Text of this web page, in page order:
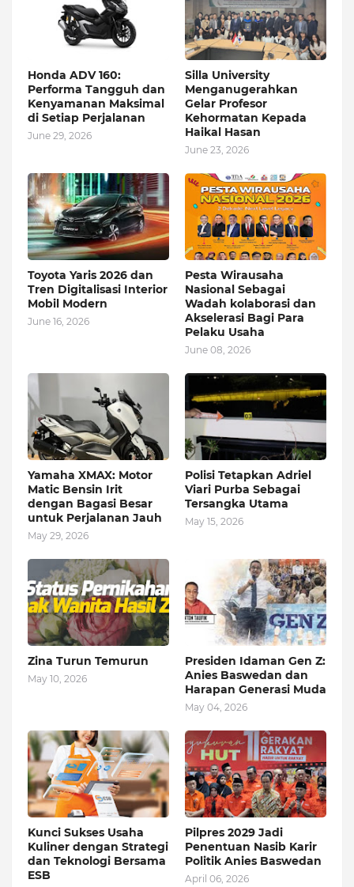
Honda ADV 160:
Performa Tangguh dan
Kenyamanan Maksimal
di Setiap Perjalanan
June 29, 2026
Silla University
Menganugerahkan
Gelar Profesor
Kehormatan Kepada
Haikal Hasan
June 23, 2026
Toyota Yaris 2026 dan
Tren Digitalisasi Interior
Mobil Modern
June 16, 2026
Pesta Wirausaha
Nasional Sebagai
Wadah kolaborasi dan
Akselerasi Bagi Para
Pelaku Usaha
June 08, 2026
Yamaha XMAX: Motor
Matic Bensin Irit
dengan Bagasi Besar
untuk Perjalanan Jauh
May 29, 2026
Polisi Tetapkan Adriel
Viari Purba Sebagai
Tersangka Utama
May 15, 2026
Zina Turun Temurun
May 10, 2026
Presiden Idaman Gen Z:
Anies Baswedan dan
Harapan Generasi Muda
May 04, 2026
Kunci Sukses Usaha
Kuliner dengan Strategi
dan Teknologi Bersama
ESB
Pilpres 2029 Jadi
Penentuan Nasib Karir
Politik Anies Baswedan
April 06, 2026